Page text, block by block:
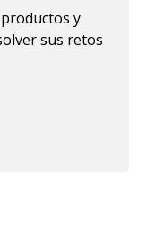
y
sus retos